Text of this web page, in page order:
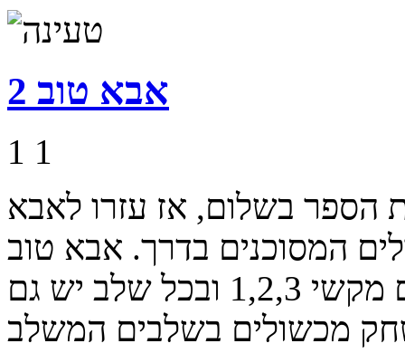
אבא טוב 2
1 1
הספר בשלום, אז עזרו לאבא
המסוכנים בדרך. אבא טוב
יכול להחליף צורות שיעזרו לו עם מקשי 1,2,3 ובכל שלב יש גם
מכשולים בשלבים המשלב